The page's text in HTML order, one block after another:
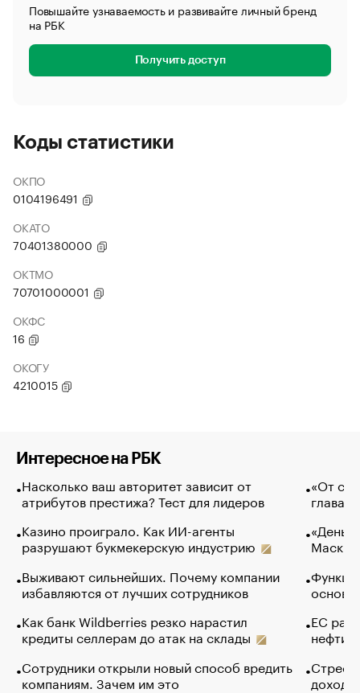
Повышайте узнаваемость и развивайте личный бренд
на РБК
Получить доступ
Коды статистики
ОКПО
0104196491
ОКАТО
70401380000
ОКТМО
70701000001
ОКФС
16
ОКОГУ
4210015
Интересное на РБК
Насколько ваш авторитет зависит от
атрибутов престижа? Тест для лидеров
Казино проиграло. Как ИИ-агенты
разрушают букмекерскую индустрию
Выживают сильнейших. Почему компании
избавляются от лучших сотрудников
Как банк Wildberries резко нарастил
кредиты селлерам до атак на склады
Сотрудники открыли новый способ вредить
компаниям. Зачем им это
«От
глава
Маск в
основ
ЕС
нефти